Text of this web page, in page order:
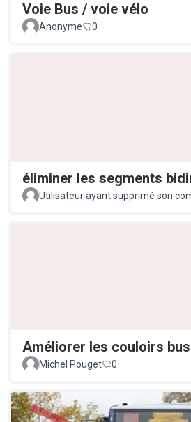
Voie Bus / voie vélo
Anonyme 0
éliminer les segments
Utilisateur ayant supprimé son
Améliorer les couloirs
Michel Pouget 0